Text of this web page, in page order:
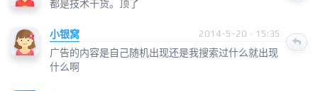
都是技术干货。顶了
小银窝 2014-5-20 · 15:35
广告的内容是自己随机出现还是我搜索过什么就出现
什么啊